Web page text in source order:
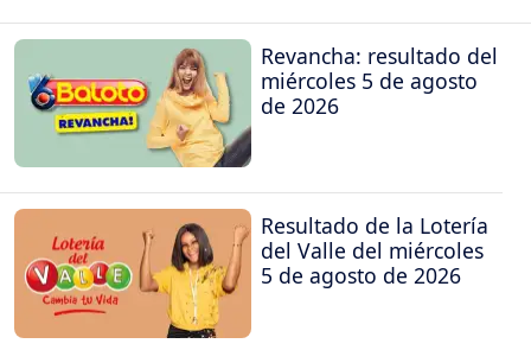
Revancha: resultado del
miércoles 5 de agosto
de 2026
Resultado de la Lotería
del Valle del miércoles
5 de agosto de 2026